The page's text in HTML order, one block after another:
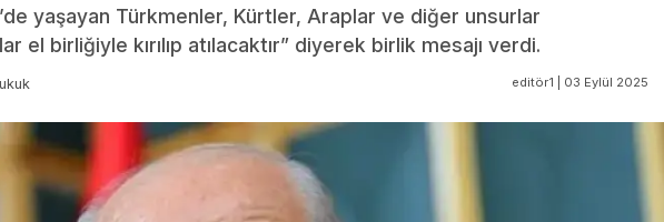
yaşayan Türkmenler, Kürtler, Araplar ve diğer unsurlar
el birliğiyle kırılıp atılacaktır” diyerek birlik mesajı verdi.
editör1 | 03 Eylül 2025